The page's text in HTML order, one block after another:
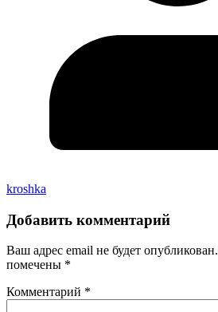
kroshka
Добавить комментарий
Ваш адрес email не будет опубликован.
помечены *
Комментарий *